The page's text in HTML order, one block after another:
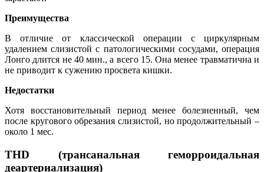
Преимущества
В отличие от классической операции с циркулярным
удалением слизистой с патологическими сосудами, операция
Лонго длится не 40 мин., а всего 15. Она менее травматична и
не приводит к сужению просвета кишки.
Недостатки
Хотя восстановительный период менее болезненный, чем
после кругового обрезания слизистой, но продолжительный –
около 1 мес.
THD (трансанальная геморроидальная
деартериализация)